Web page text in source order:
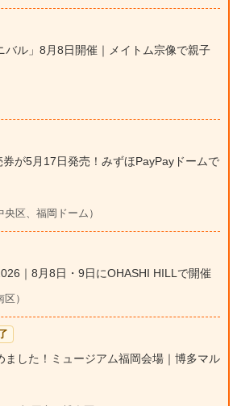
バル」8月8日開催｜メイトム宗像で親子
が5月17日発売！みずほPayPayドームで
区、福岡ドーム）
｜8月8日・9日にOHASHI HILLで開催
）
ました！ミュージアム福岡会場｜博多マル